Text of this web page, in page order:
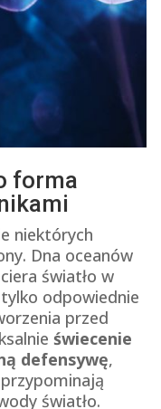
forma
niektórych
Dna oceanów
światło w
odpowiednie
przed
świecenie
defensywę,
światło.